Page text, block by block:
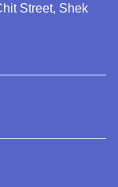
Street, Shek